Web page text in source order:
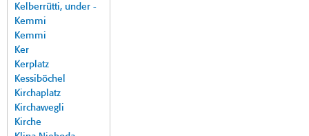
Kelberrütti, under -
Kemmi
Kemmi
Ker
Kerplatz
Kessiböchel
Kirchaplatz
Kirchawegli
Kirche